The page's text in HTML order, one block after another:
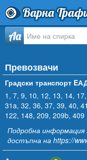
Варна
Спирка
Разписание
Как Да Стигна?
Инфо
Aa
Превозвачи
Градски транспорт
1 , 7, 9, 10, 12, 13, 14, 17,
31a, 32, 36, 37, 39, 40, 41
122, 148, 209, 209b, 409
Подробна
достъпна на https://